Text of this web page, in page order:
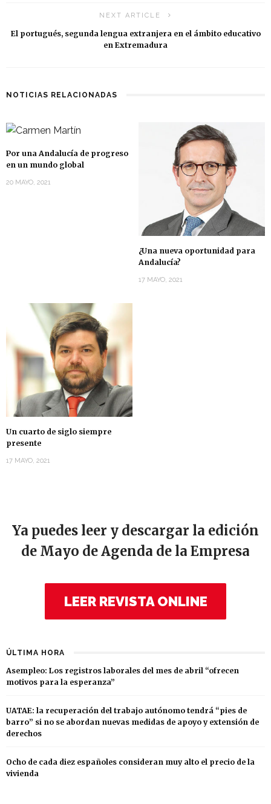
NEXT ARTICLE
El portugués, segunda lengua extranjera en el ámbito educativo
en Extremadura
NOTICIAS RELACIONADAS
Por una Andalucía de progreso
en un mundo global
20 MAYO, 2021
¿Una nueva oportunidad para
Andalucía?
17 MAYO, 2021
Un cuarto de siglo siempre
presente
17 MAYO, 2021
Ya puedes leer y descargar la edición
de Mayo de Agenda de la Empresa
LEER REVISTA ONLINE
ÚLTIMA HORA
Asempleo: Los registros laborales del mes de abril “ofrecen
motivos para la esperanza”
UATAE: la recuperación del trabajo autónomo tendrá “pies de
barro” si no se abordan nuevas medidas de apoyo y extensión de
derechos
Ocho de cada diez españoles consideran muy alto el precio de la
vivienda